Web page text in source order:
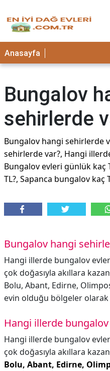
Anasayfa
Bungalov
sehirlerde
Bungalov hangi sehirlerde
sehirlerde var?, Hangi
Bungalov evleri günlük kaç
TL?, Sapanca bungalov kaç
Bungalov hangi
Hangi illerde bungalov
çok doğasıyla akıllara
Bolu, Abant, Edirne,
evin olduğu bölgeler
Hangi illerde
Hangi illerde bungalov
çok doğasıyla akıllara
Bolu, Abant, Edirne,